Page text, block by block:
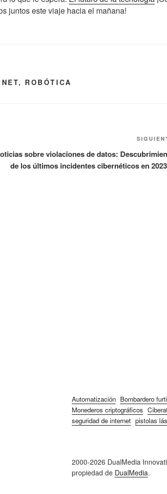
juntos este viaje hacia el mañana!
, ROBÓTICA
sobre violaciones de datos:
de los últimos incidentes cibernéticos en 2023
Automatización Bombardero
Monederos criptográficos
seguridad de internet pistolas
2000-2026 DualMedia
propiedad de DualMedia.